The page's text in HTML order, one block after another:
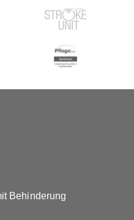
Behinderung